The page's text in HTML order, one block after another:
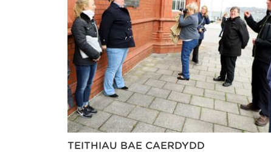
TEITHIAU BAE CAERDYDD